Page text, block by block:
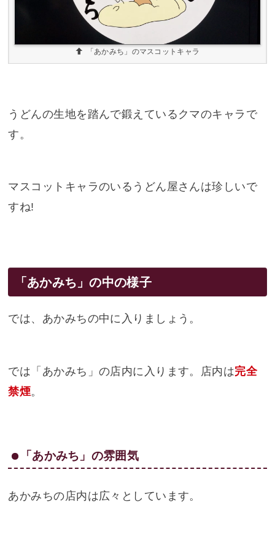
「あかみち」のマスコットキャラ
うどんの生地を踏んで鍛えているクマのキャラで
す。
マスコットキャラのいるうどん屋さんは珍しいで
すね!
「あかみち」の中の様子
では、あかみちの中に入りましょう。
では「あかみち」の店内に入ります。店内は完全
禁煙。
「あかみち」の雰囲気
あかみちの店内は広々としています。